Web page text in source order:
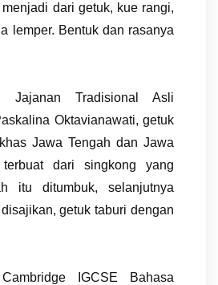
dari getuk, kue rangi,
lemper. Bentuk dan rasanya
Jajanan Tradisional Asli
Oktavianawati, getuk
Jawa Tengah dan Jawa
dari singkong yang
itu ditumbuk, selanjutnya
getuk taburi dengan
IGCSE Bahasa